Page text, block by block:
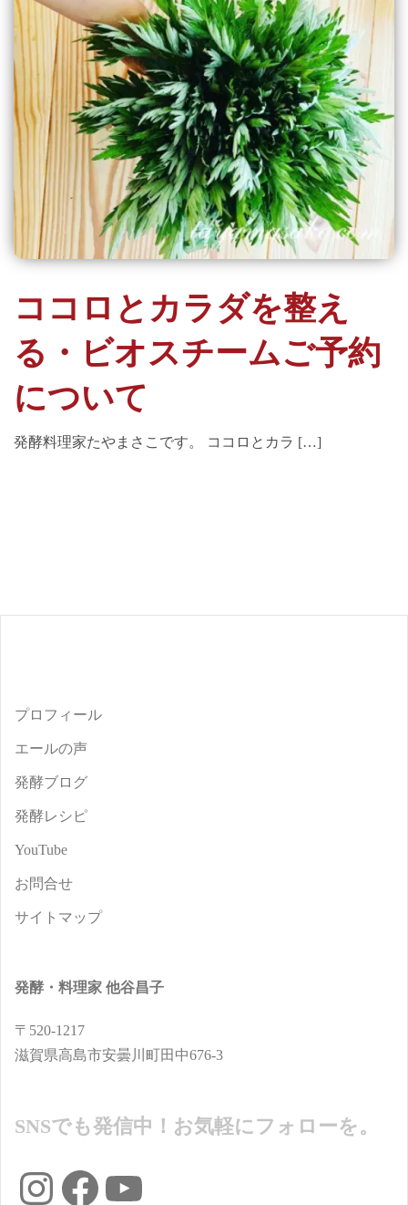
ココロとカラダを整え
る・ビオスチームご予約
について
発酵料理家たやまさこです。 ココロとカラ […]
プロフィール
エールの声
発酵ブログ
発酵レシピ
YouTube
お問合せ
サイトマップ
発酵・料理家 他谷昌子
〒520-1217
滋賀県高島市安曇川町田中676-3
SNSでも発信中！お気軽にフォローを。
InstagramFacebookYouTube